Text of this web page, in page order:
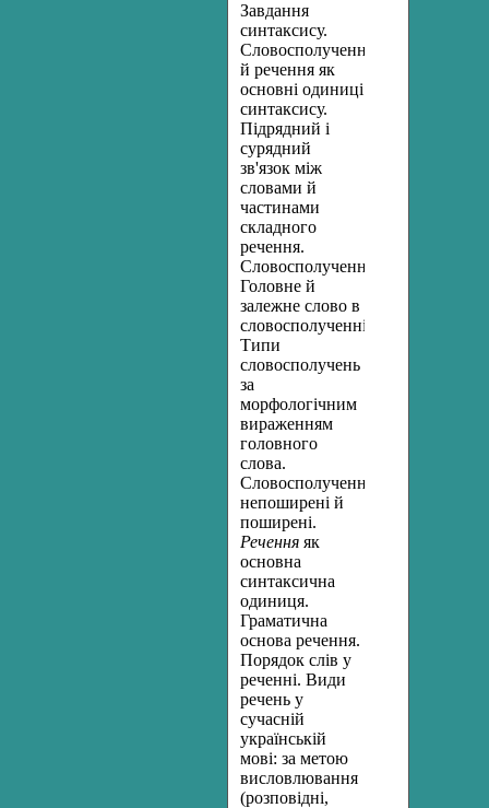
Завдання
синтаксису.
Словосполучення
й речення як
основні одиниці
синтаксису.
Підрядний і
сурядний
зв'язок між
словами й
частинами
складного
речення.
Словосполучення.
Головне й
залежне слово в
словосполученні.
Типи
словосполучень
за
морфологічним
вираженням
головного
слова.
Словосполучення
непоширені й
поширені.
Речення як
основна
синтаксична
одиниця.
Граматична
основа речення.
Порядок слів у
реченні. Види
речень у
сучасній
українській
мові: за метою
висловлювання
(розповідні,